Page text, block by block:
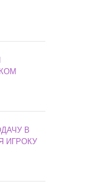
В
ИГРОКУ